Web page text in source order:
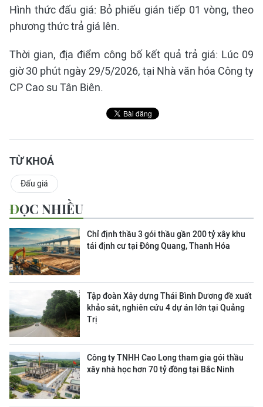
Hình thức đấu giá: Bỏ phiếu gián tiếp 01 vòng, theo
phương thức trả giá lên.
Thời gian, địa điểm công bố kết quả trả giá: Lúc 09
giờ 30 phút ngày 29/5/2026, tại Nhà văn hóa Công ty
CP Cao su Tân Biên.
TỪ KHOÁ
Đấu giá
ĐỌC NHIỀU
Chỉ định thầu 3 gói thầu gần 200 tỷ xây khu
tái định cư tại Đông Quang, Thanh Hóa
Tập đoàn Xây dựng Thái Bình Dương đề xuất
khảo sát, nghiên cứu 4 dự án lớn tại Quảng
Trị
Công ty TNHH Cao Long tham gia gói thầu
xây nhà học hơn 70 tỷ đồng tại Bắc Ninh